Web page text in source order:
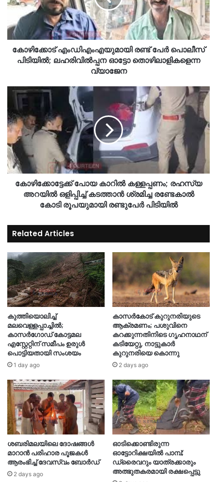
കോഴിക്കോട് എംഡിഎംഎയുമായി രണ്ട് പേർ പൊലീസ്
പിടിയിൽ; ലഹരിവിൽപ്പന ഓട്ടോ തൊഴിലാളികളെന്ന
വ്യാജേന
കോഴിക്കോട്ടേക്ക് പോയ കാറിൽ കള്ളപ്പണം; രഹസ്യ
അറയിൽ ഒളിപ്പിച്ച് കടത്താൻ ശ്രമിച്ച രണ്ടേകാൽ
കോടി രൂപയുമായി രണ്ടുപേർ പിടിയിൽ
Related Articles
കുത്തിയൊലിച്ച്
മലവെള്ളപ്പാച്ചിൽ;
കാസർഗോഡ് കോട്ടമല
എസ്റ്റേറ്റിന് സമീപം ഉരുൾ
പൊട്ടിയതായി സംശയം
1 day ago
കാസർകോട് കുറുനരിയുടെ
ആക്രമണം; പശുവിനെ
കറക്കുന്നതിനിടെ ഗൃഹനാഥന്
കടിയേറ്റു, നാട്ടുകാർ
കുറുനരിയെ കൊന്നു
2 days ago
ശബരിമലയിലെ ദോഷങ്ങള്‍
മാറാൻ പരിഹാര പൂജകൾ
ആരംഭിച്ച് ദേവസ്വം ബോർഡ്
2 days ago
ഓടിക്കൊണ്ടിരുന്ന
ഓട്ടോറിക്ഷയിൽ പാമ്പ്;
ഡ്രൈവറും യാത്രക്കാരും
അത്ഭുതകരമായി രക്ഷപ്പെട്ടു